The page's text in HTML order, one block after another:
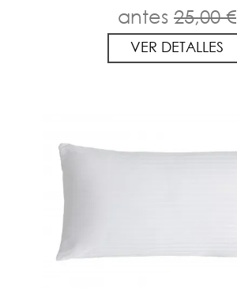
antes 25,00 €
VER DETALLES